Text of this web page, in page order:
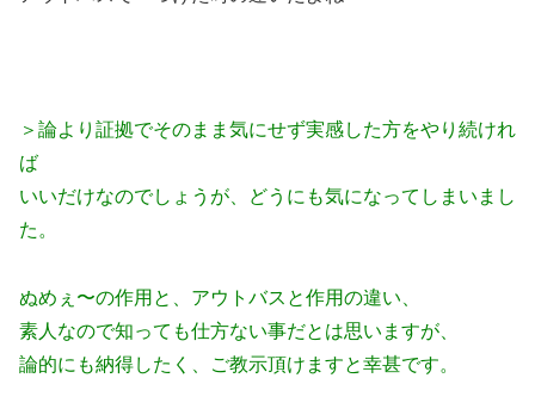
＞論より証拠でそのまま気にせず実感した方をやり続けれ
ば
いいだけなのでしょうが、どうにも気になってしまいまし
た。
ぬめぇ〜の作用と、アウトバスと作用の違い、
素人なので知っても仕方ない事だとは思いますが、
論的にも納得したく、ご教示頂けますと幸甚です。